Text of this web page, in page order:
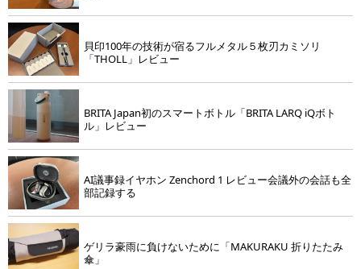
貝印100年の技術が宿るフルメタル５枚刃カミソリ
「THOLL」レビュー
BRITA Japan初のスマートボトル「BRITA LARQ iQボト
ル」レビュー
AI議事録イヤホン Zenchord 1 レビュー会議外の会話も全
部記録する
ゲリラ豪雨に負けないために「MAKURAKU 折りたたみ
傘」